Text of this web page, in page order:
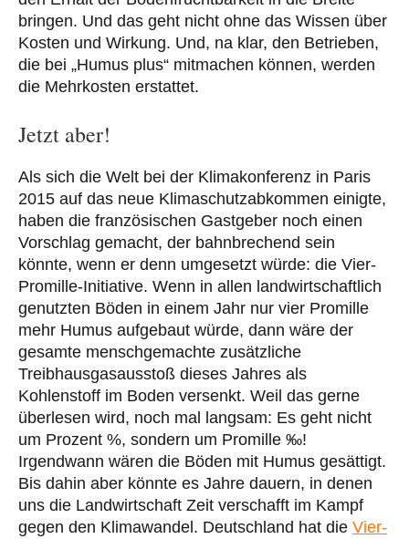
bringen. Und das geht nicht ohne das Wissen über
Kosten und Wirkung. Und, na klar, den Betrieben,
die bei „Humus plus“ mitmachen können, werden
die Mehrkosten erstattet.
Jetzt aber!
Als sich die Welt bei der Klimakonferenz in Paris
2015 auf das neue Klimaschutzabkommen einigte,
haben die französischen Gastgeber noch einen
Vorschlag gemacht, der bahnbrechend sein
könnte, wenn er denn umgesetzt würde: die Vier-
Promille-Initiative. Wenn in allen landwirtschaftlich
genutzten Böden in einem Jahr nur vier Promille
mehr Humus aufgebaut würde, dann wäre der
gesamte menschgemachte zusätzliche
Treibhausgasausstoß dieses Jahres als
Kohlenstoff im Boden versenkt. Weil das gerne
überlesen wird, noch mal langsam: Es geht nicht
um Prozent %, sondern um Promille ‰!
Irgendwann wären die Böden mit Humus gesättigt.
Bis dahin aber könnte es Jahre dauern, in denen
uns die Landwirtschaft Zeit verschafft im Kampf
gegen den Klimawandel. Deutschland hat die Vier-